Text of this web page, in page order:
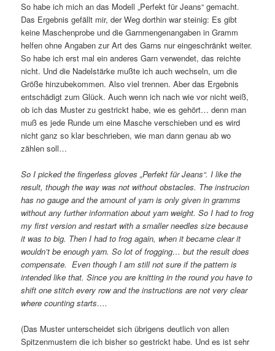
So habe ich mich an das Modell „Perfekt für Jeans“ gemacht.
Das Ergebnis gefällt mir, der Weg dorthin war steinig: Es gibt
keine Maschenprobe und die Garnmengenangaben in Gramm
helfen ohne Angaben zur Art des Garns nur eingeschränkt weiter.
So habe ich erst mal ein anderes Garn verwendet, das reichte
nicht. Und die Nadelstärke mußte ich auch wechseln, um die
Größe hinzubekommen. Also viel trennen. Aber das Ergebnis
entschädigt zum Glück. Auch wenn ich nach wie vor nicht weiß,
ob ich das Muster zu gestrickt habe, wie es gehört… denn man
muß es jede Runde um eine Masche verschieben und es wird
nicht ganz so klar beschrieben, wie man dann genau ab wo
zählen soll…
So I picked the fingerless gloves „Perfekt für Jeans“. I like the
result, though the way was not without obstacles. The instrucion
has no gauge and the amount of yarn is only given in gramms
without any further information about yarn weight. So I had to frog
my first version and restart with a smaller needles size because
it was to big. Then I had to frog again, when it became clear it
wouldn’t be enough yarn. So lot of frogging… but the result does
compensate. Even though I am still not sure if the pattern is
intended like that. Since you are knitting in the round you have to
shift one stitch every row and the instructions are not very clear
where counting starts….
(Das Muster unterscheidet sich übrigens deutlich von allen
Spitzenmustern die ich bisher so gestrickt habe. Und es ist sehr